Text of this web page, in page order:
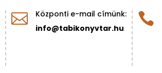

Központi e-mail címünk:
info@tabikonyvtar.hu
